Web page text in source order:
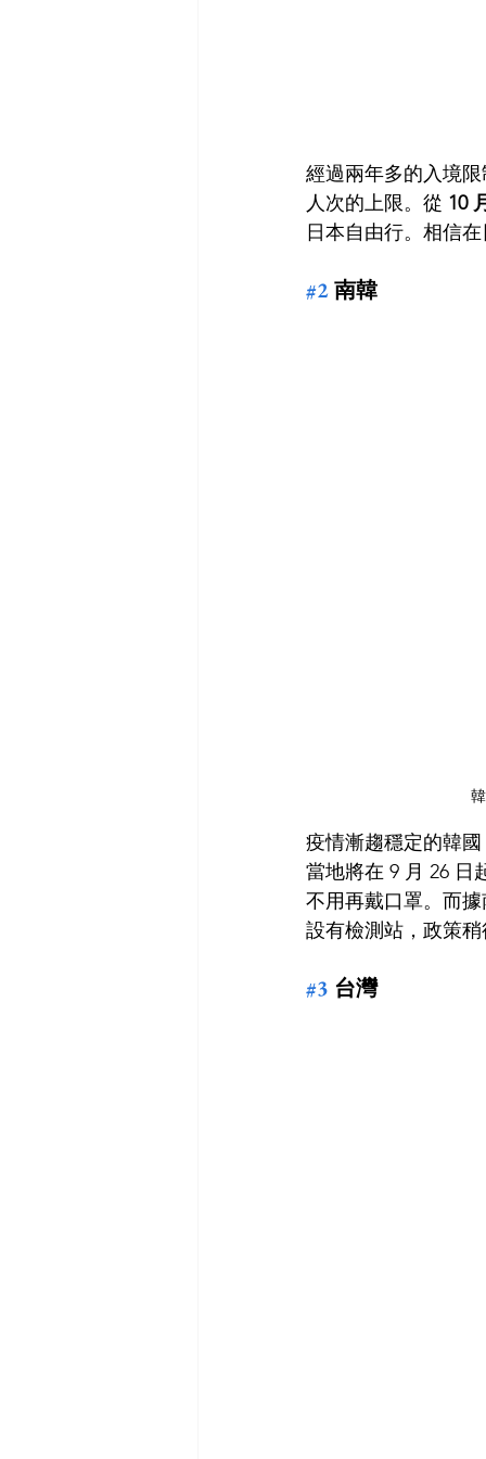
經過兩年多的入境
人次的上限。從 10
日本自由行。相信
#2 南韓
疫情漸趨穩定的韓
當地將在 9 月 26 日
不用再戴口罩。而
設有檢測站，政策
#3 台灣